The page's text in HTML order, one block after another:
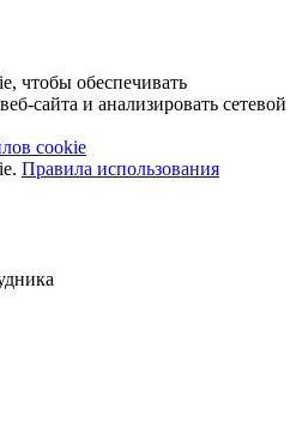
чтобы обеспечивать
сайта и анализировать сетевой
cookie
Правила использования